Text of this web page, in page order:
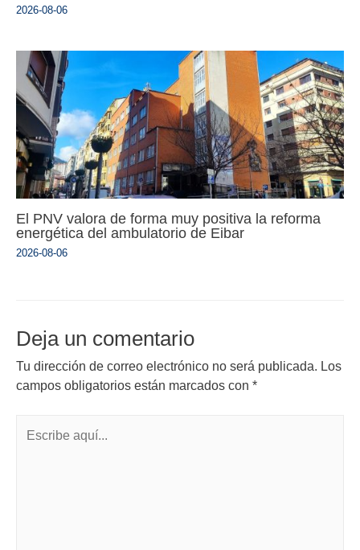
2026-08-06
El PNV valora de forma muy positiva la reforma
energética del ambulatorio de Eibar
2026-08-06
Deja un comentario
Tu dirección de correo electrónico no será publicada. Los
campos obligatorios están marcados con *